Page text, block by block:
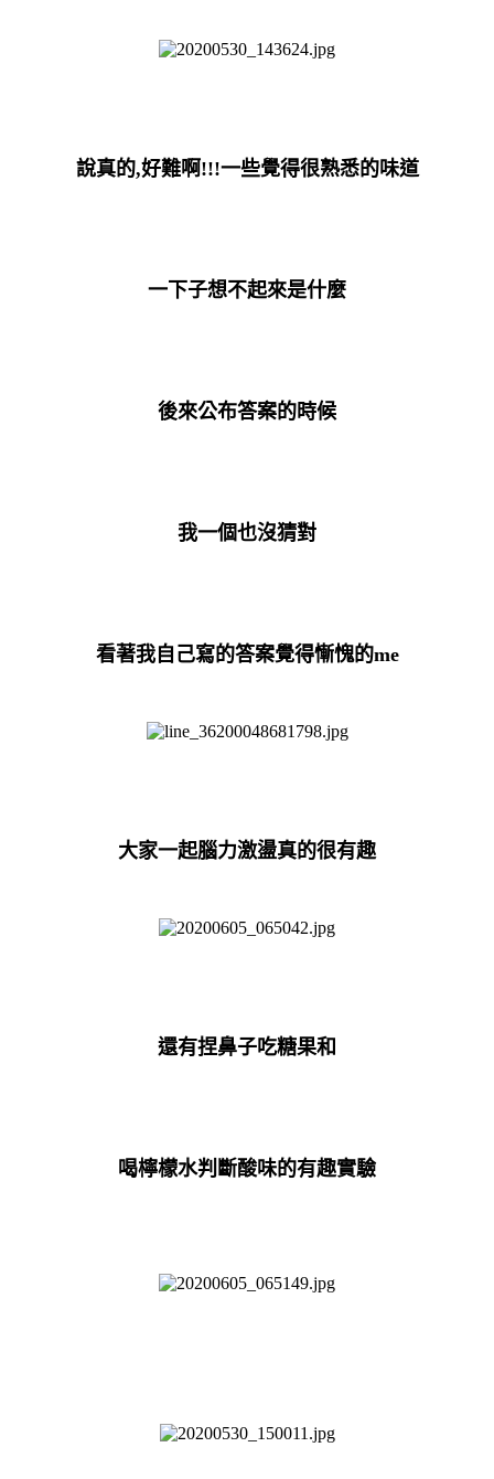
說真的,好難啊!!!一些覺得很熟悉的味道
一下子想不起來是什麼
後來公布答案的時候
我一個也沒猜對
看著我自己寫的答案覺得慚愧的me
大家一起腦力激盪真的很有趣
還有捏鼻子吃糖果和
喝檸檬水判斷酸味的有趣實驗